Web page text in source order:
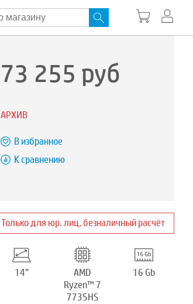
73 255 руб
АРХИВ
В избранное
К сравнению
Только для юр. лиц, безналичный расчёт
14”
AMD
Ryzen™ 7
7735HS
16 Gb